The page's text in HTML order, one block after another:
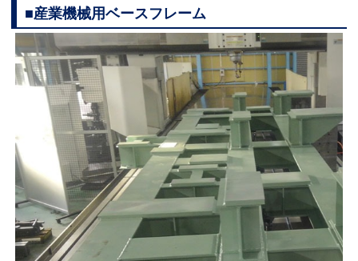
■産業機械用ベースフレーム